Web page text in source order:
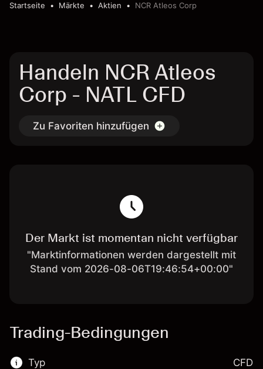
Startseite Märkte Aktien NCR Atleos Corp
Handeln NCR Atleos
Corp - NATL CFD
Zu Favoriten hinzufügen
Der Markt ist momentan nicht verfügbar
"Marktinformationen werden dargestellt mit
Stand vom 2026-08-06T19:46:54+00:00"
Trading-Bedingungen
Typ CFD